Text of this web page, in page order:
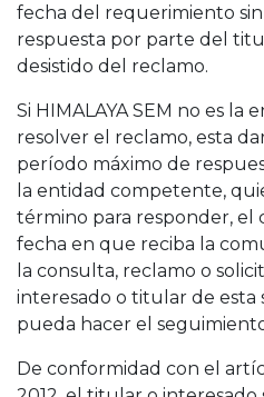
fecha del requerimiento
respuesta por parte del
desistido del reclamo.
Si HIMALAYA SEM no es
resolver el reclamo, esta
período máximo de
la entidad competente,
término para responder, el
fecha en que reciba la
la consulta, reclamo o
interesado o titular de esta
pueda hacer el
De conformidad con el